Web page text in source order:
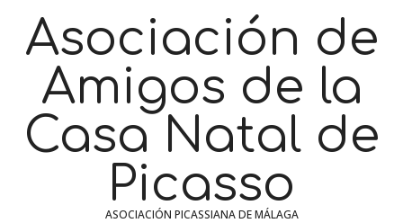
Asociación de
Amigos de la
Casa Natal de
Picasso
ASOCIACIÓN PICASSIANA DE MÁLAGA